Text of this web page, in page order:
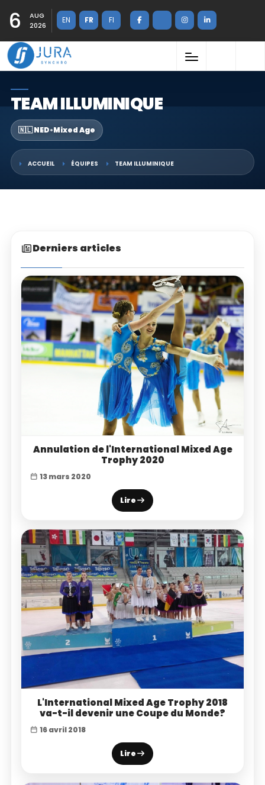
6
AUG
2026
EN FR FI
TEAM ILLUMINIQUE
🇳🇱 NED•Mixed Age
ACCUEIL ÉQUIPES TEAM ILLUMINIQUE
Derniers articles
Annulation de l'International Mixed Age
Trophy 2020
13 mars 2020
Lire
L'International Mixed Age Trophy 2018
va-t-il devenir une Coupe du Monde?
16 avril 2018
Lire